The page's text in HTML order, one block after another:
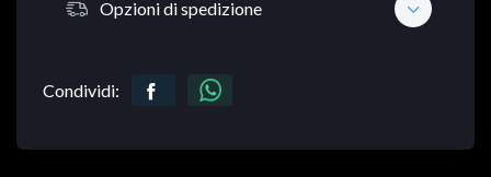
Opzioni di spedizione
Condividi: